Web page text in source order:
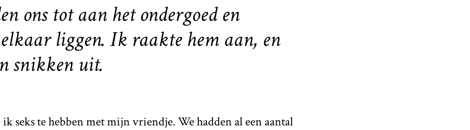
ons tot aan het ondergoed en
liggen. Ik raakte hem aan, en
snikken uit.
seks te hebben met mijn vriendje. We hadden al een aantal